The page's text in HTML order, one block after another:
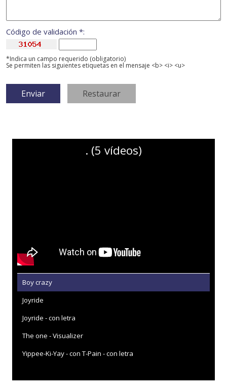
Código de validación *:
*Indica un campo requerido (obligatorio)
Se permiten las siguientes etiquetas en el mensaje <b> <i> <u>
. (5 vídeos)
Boy crazy
Joyride
Joyride - con letra
The one - Visualizer
Yippee-Ki-Yay - con T-Pain - con letra